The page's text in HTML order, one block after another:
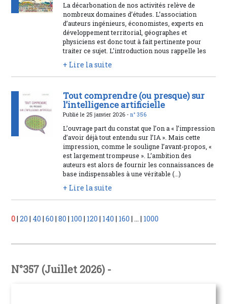
La décarbonation de nos activités relève de
nombreux domaines d’études. L’association
d’auteurs ingénieurs, économistes, experts en
développement territorial, géographes et
physiciens est donc tout à fait pertinente pour
traiter ce sujet. L’introduction nous rappelle les
+ Lire la suite
Tout comprendre (ou presque) sur
l’intelligence artificielle
Publié le 25 janvier 2026 - n° 356
L’ouvrage part du constat que l’on a « l’impression
d’avoir déjà tout entendu sur l’IA ». Mais cette
impression, comme le souligne l’avant-propos, «
est largement trompeuse ». L’ambition des
auteurs est alors de fournir les connaissances de
base indispensables à une véritable (...)
+ Lire la suite
0|20 | 40 |60 |80 | 100 | 120 | 140 | 160 |... | 1000
N°357 (Juillet 2026) -